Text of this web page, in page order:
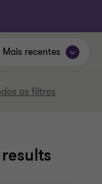
os filtros
Mais recentes